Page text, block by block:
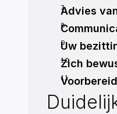
Advies
Uw
Zich